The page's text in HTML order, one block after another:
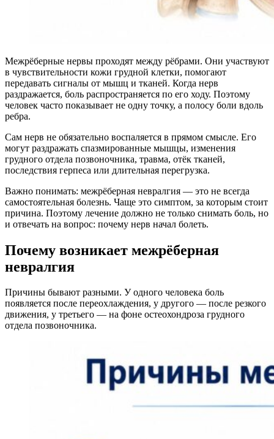
Межрёберные нервы проходят между рёбрами. Они участвуют
в чувствительности кожи грудной клетки, помогают
передавать сигналы от мышц и тканей. Когда нерв
раздражается, боль распространяется по его ходу. Поэтому
человек часто показывает не одну точку, а полосу боли вдоль
ребра.
Сам нерв не обязательно воспаляется в прямом смысле. Его
могут раздражать спазмированные мышцы, изменения
грудного отдела позвоночника, травма, отёк тканей,
последствия герпеса или длительная перегрузка.
Важно понимать: межрёберная невралгия — это не всегда
самостоятельная болезнь. Чаще это симптом, за которым стоит
причина. Поэтому лечение должно не только снимать боль, но
и отвечать на вопрос: почему нерв начал болеть.
Почему возникает межрёберная
невралгия
Причины бывают разными. У одного человека боль
появляется после переохлаждения, у другого — после резкого
движения, у третьего — на фоне остеохондроза грудного
отдела позвоночника.